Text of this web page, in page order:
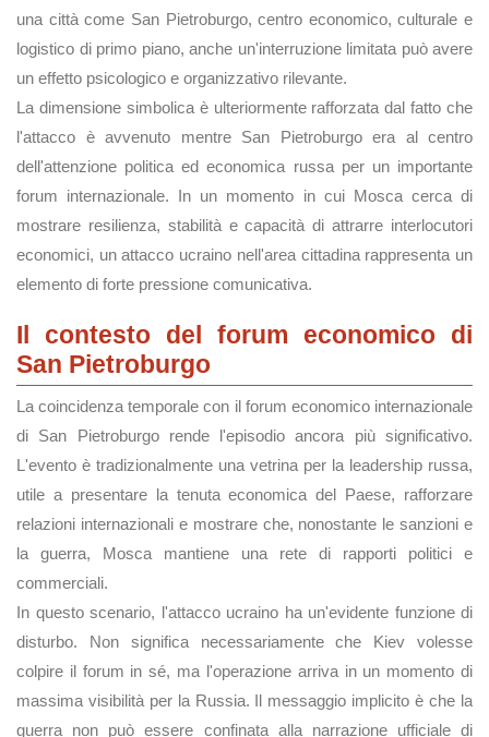
una città come San Pietroburgo, centro economico, culturale e
logistico di primo piano, anche un'interruzione limitata può avere
un effetto psicologico e organizzativo rilevante.
La dimensione simbolica è ulteriormente rafforzata dal fatto che
l'attacco è avvenuto mentre San Pietroburgo era al centro
dell'attenzione politica ed economica russa per un importante
forum internazionale. In un momento in cui Mosca cerca di
mostrare resilienza, stabilità e capacità di attrarre interlocutori
economici, un attacco ucraino nell'area cittadina rappresenta un
elemento di forte pressione comunicativa.
Il contesto del forum economico di
San Pietroburgo
La coincidenza temporale con il forum economico internazionale
di San Pietroburgo rende l'episodio ancora più significativo.
L'evento è tradizionalmente una vetrina per la leadership russa,
utile a presentare la tenuta economica del Paese, rafforzare
relazioni internazionali e mostrare che, nonostante le sanzioni e
la guerra, Mosca mantiene una rete di rapporti politici e
commerciali.
In questo scenario, l'attacco ucraino ha un'evidente funzione di
disturbo. Non significa necessariamente che Kiev volesse
colpire il forum in sé, ma l'operazione arriva in un momento di
massima visibilità per la Russia. Il messaggio implicito è che la
guerra non può essere confinata alla narrazione ufficiale di